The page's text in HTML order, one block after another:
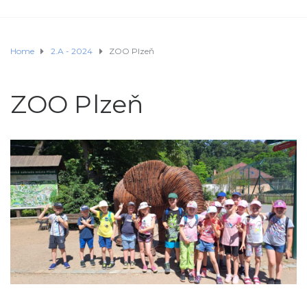
Home 2.A - 2024 ZOO Plzeň
ZOO Plzeň